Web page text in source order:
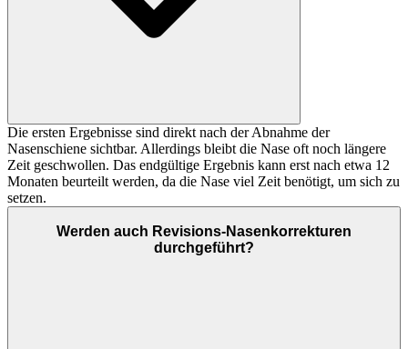
Die ersten Ergebnisse sind direkt nach der Abnahme der
Nasenschiene sichtbar. Allerdings bleibt die Nase oft noch längere
Zeit geschwollen. Das endgültige Ergebnis kann erst nach etwa 12
Monaten beurteilt werden, da die Nase viel Zeit benötigt, um sich zu
setzen.
Werden auch Revisions-Nasenkorrekturen
durchgeführt?